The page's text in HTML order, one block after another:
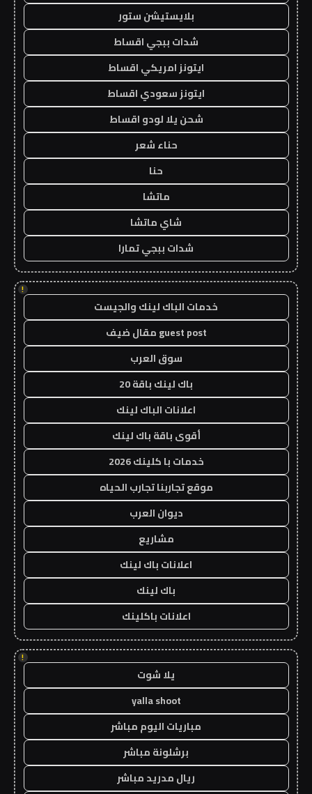
بلايستيشن ستور
شدات ببجي اقساط
ايتونز امريكي اقساط
ايتونز سعودي اقساط
شحن يلا لودو اقساط
حناء شعر
حنا
ماتشا
شاي ماتشا
شدات ببجي تمارا
!
خدمات الباك لينك والجيست
guest post مقال ضيف
سوق العرب
باك لينك باقة 20
اعلانات الباك لينك
أقوى باقة باك لينك
خدمات با كلينك 2026
موقع تجاربنا تجارب الحياه
ديوان العرب
مشاريع
اعلانات باك لينك
باك لينك
اعلانات باكلينك
!
يلا شوت
yalla shoot
مباريات اليوم مباشر
برشلونة مباشر
ريال مدريد مباشر